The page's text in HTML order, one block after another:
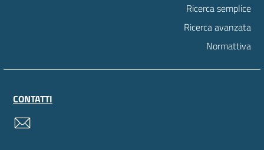
Ricerca semplice
Ricerca avanzata
Normattiva
CONTATTI